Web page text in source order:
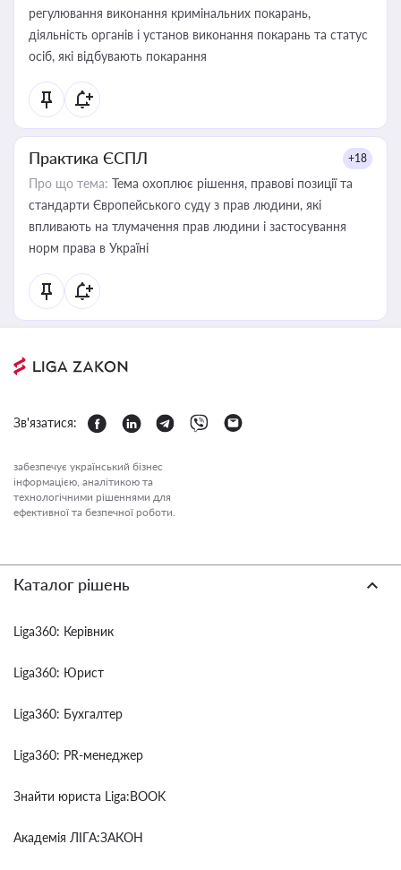
регулювання виконання кримінальних покарань,
діяльність органів і установ виконання покарань та статус
осіб, які відбувають покарання
Практика ЄСПЛ +18
Про що тема: Тема охоплює рішення, правові позиції та
стандарти Європейського суду з прав людини, які
впливають на тлумачення прав людини і застосування
норм права в Україні
Зв'язатися:
забезпечує український бізнес
інформацією, аналітикою та
технологічними рішеннями для
ефективної та безпечної роботи.
Каталог рішень
Liga360: Керівник
Liga360: Юрист
Liga360: Бухгалтер
Liga360: PR-менеджер
Знайти юриста Liga:BOOK
Академія ЛІГА:ЗАКОН